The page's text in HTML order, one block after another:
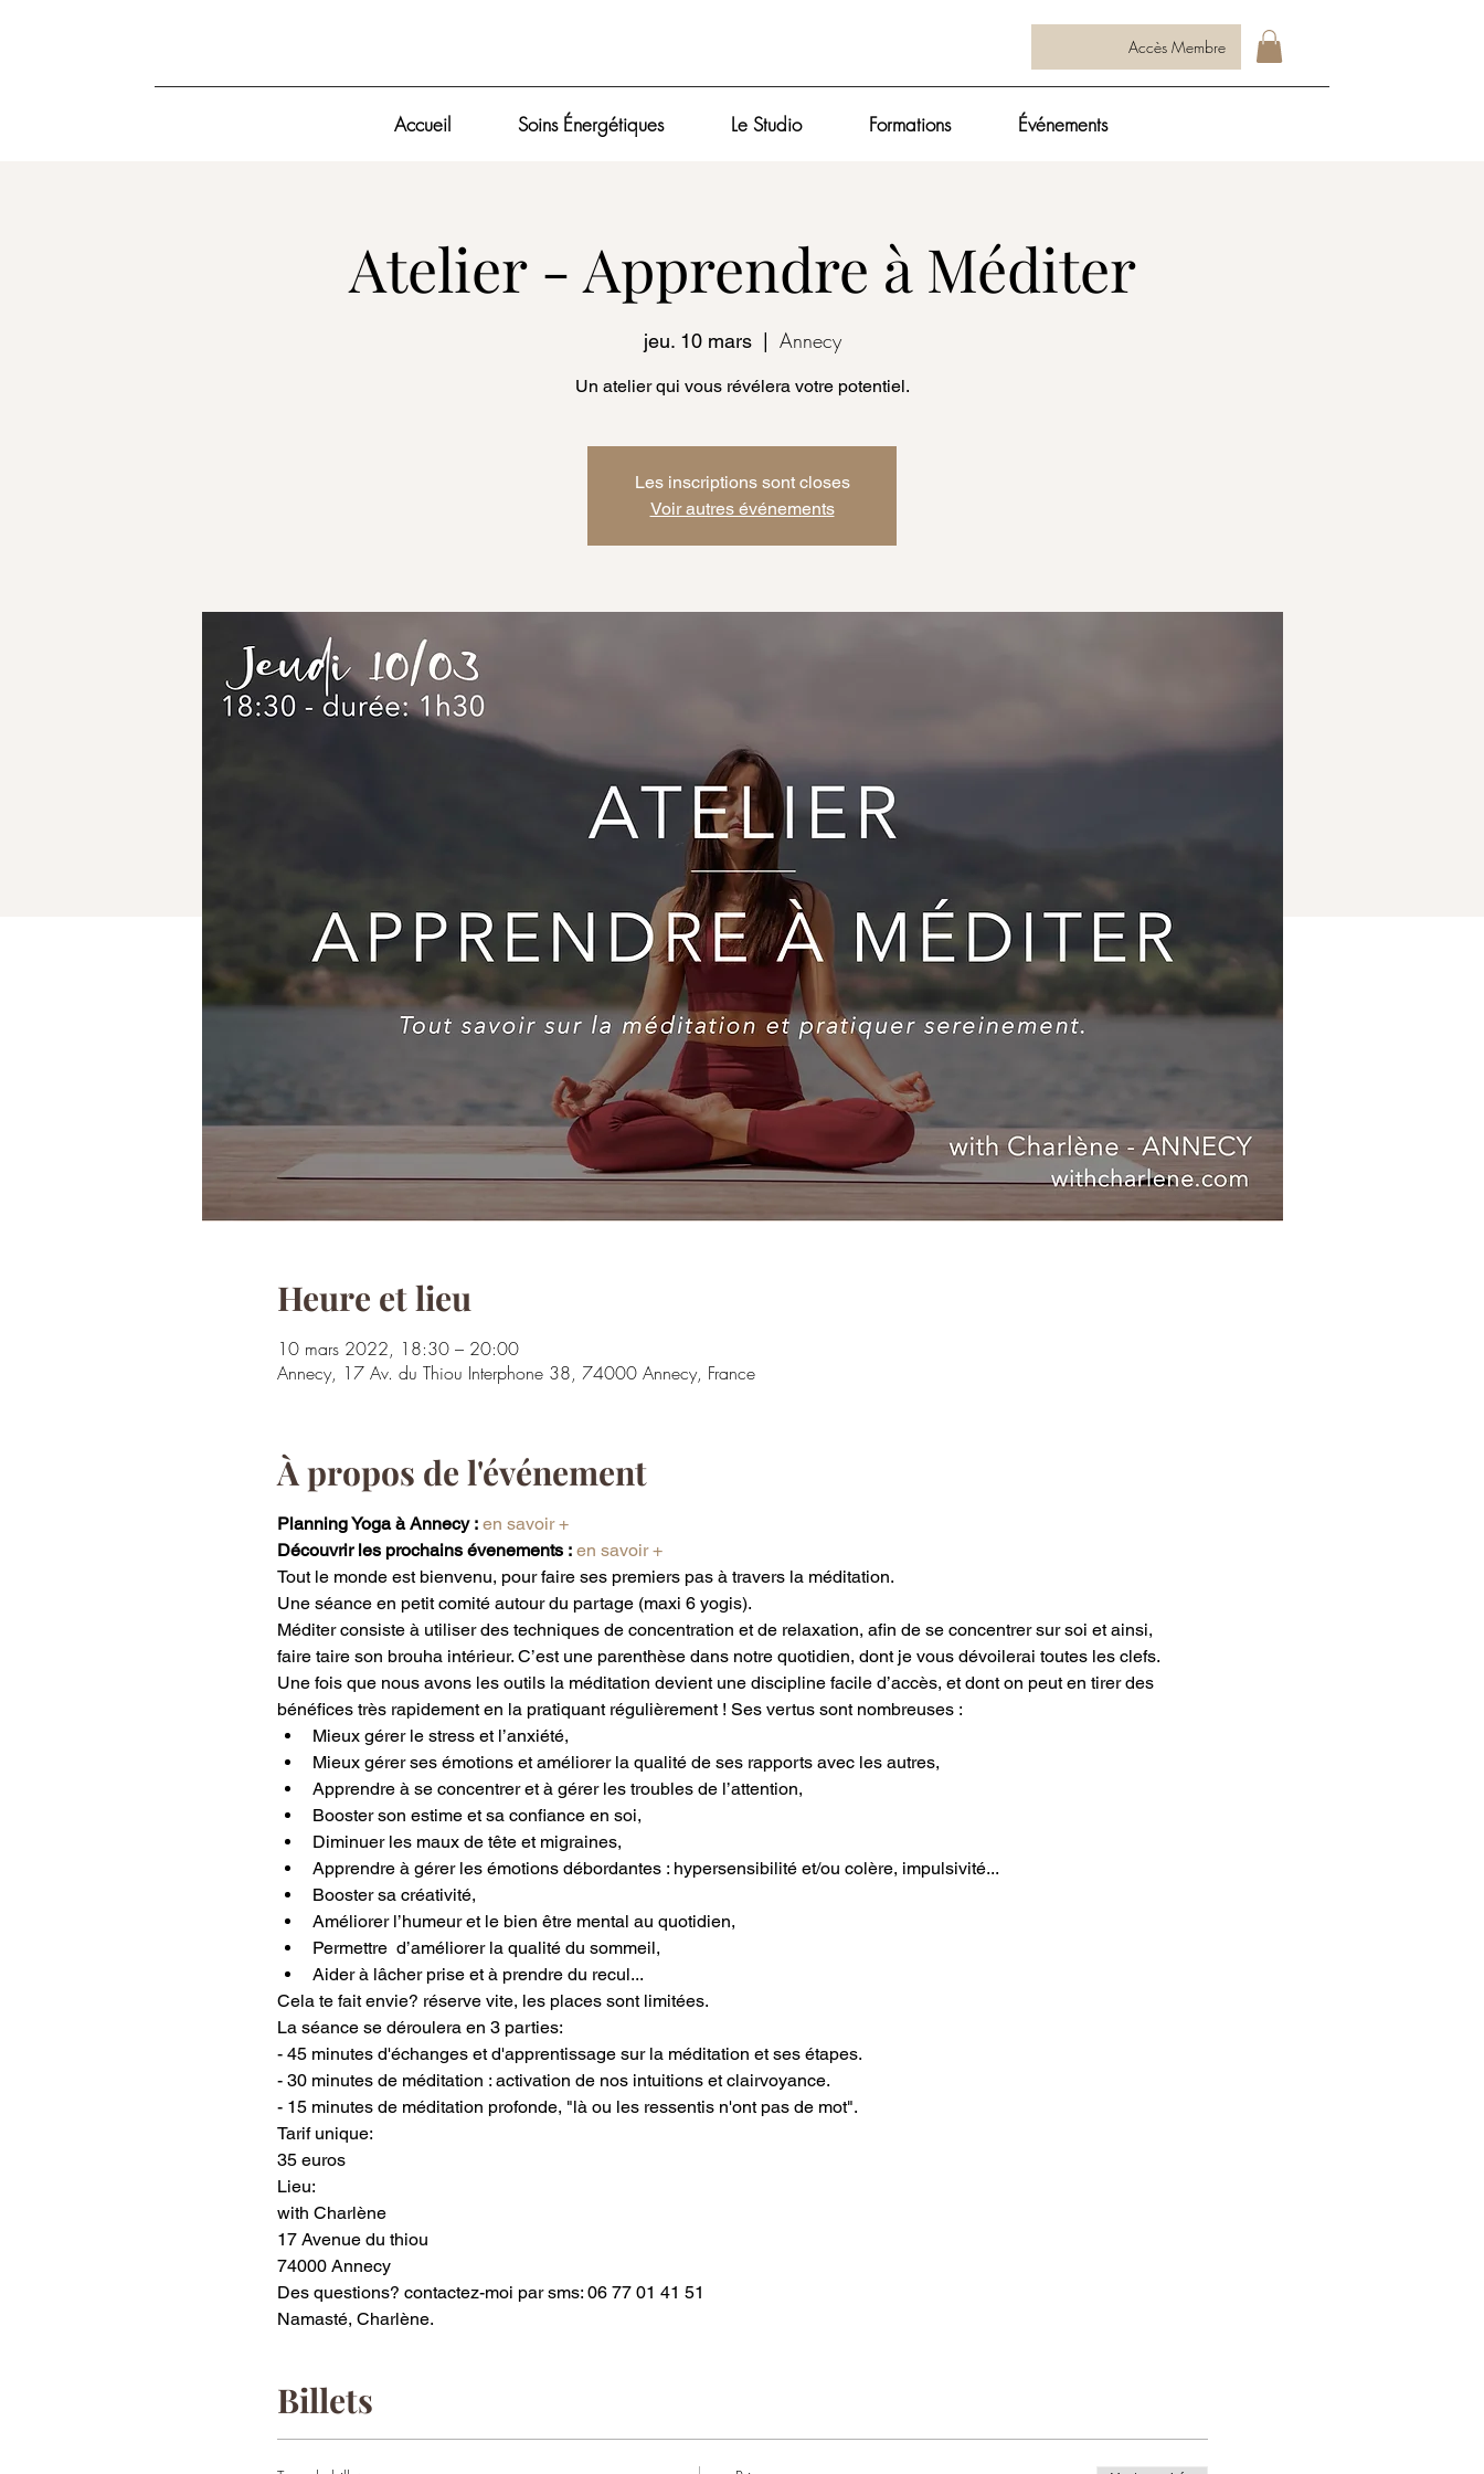
Accueil Soins Énergétiques Le Studio Formations Événements
Accès Membre
Atelier - Apprendre à Méditer
jeu. 10 mars
  |
Annecy
Un atelier qui vous révélera votre potentiel.
Les inscriptions sont closes
Voir autres événements
Heure et lieu
10 mars 2022, 18:30 – 20:00
Annecy, 17 Av. du Thiou Interphone 38, 74000 Annecy, France
À propos de l'événement
Planning Yoga à Annecy : en savoir +
Découvrir les prochains évenements : en savoir +
Tout le monde est bienvenu, pour faire ses premiers pas à travers la méditation.
Une séance en petit comité autour du partage (maxi 6 yogis).
Méditer consiste à utiliser des techniques de concentration et de relaxation, afin de se concentrer sur soi et ainsi,
faire taire son brouha intérieur. C’est une parenthèse dans notre quotidien, dont je vous dévoilerai toutes les clefs.
Une fois que nous avons les outils la méditation devient une discipline facile d’accès, et dont on peut en tirer des
bénéfices très rapidement en la pratiquant régulièrement ! Ses vertus sont nombreuses :
Mieux gérer le stress et l’anxiété,
Mieux gérer ses émotions et améliorer la qualité de ses rapports avec les autres,
Apprendre à se concentrer et à gérer les troubles de l’attention,
Booster son estime et sa confiance en soi,
Diminuer les maux de tête et migraines,
Apprendre à gérer les émotions débordantes : hypersensibilité et/ou colère, impulsivité...
Booster sa créativité,
Améliorer l’humeur et le bien être mental au quotidien,
Permettre  d’améliorer la qualité du sommeil,
Aider à lâcher prise et à prendre du recul...
Cela te fait envie? réserve vite, les places sont limitées.
La séance se déroulera en 3 parties:
- 45 minutes d'échanges et d'apprentissage sur la méditation et ses étapes.
- 30 minutes de méditation : activation de nos intuitions et clairvoyance.
- 15 minutes de méditation profonde, "là ou les ressentis n'ont pas de mot".
Tarif unique:
35 euros
Lieu:
with Charlène
17 Avenue du thiou
74000 Annecy
Des questions? contactez-moi par sms: 06 77 01 41 51
Namasté, Charlène.
Billets